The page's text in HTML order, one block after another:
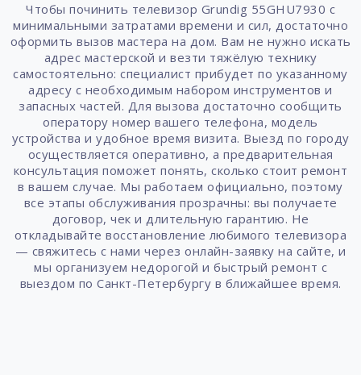
Чтобы починить телевизор Grundig 55GHU7930 с
минимальными затратами времени и сил, достаточно
оформить вызов мастера на дом. Вам не нужно искать
адрес мастерской и везти тяжёлую технику
самостоятельно: специалист прибудет по указанному
адресу с необходимым набором инструментов и
запасных частей. Для вызова достаточно сообщить
оператору номер вашего телефона, модель
устройства и удобное время визита. Выезд по городу
осуществляется оперативно, а предварительная
консультация поможет понять, сколько стоит ремонт
в вашем случае. Мы работаем официально, поэтому
все этапы обслуживания прозрачны: вы получаете
договор, чек и длительную гарантию. Не
откладывайте восстановление любимого телевизора
— свяжитесь с нами через онлайн-заявку на сайте, и
мы организуем недорогой и быстрый ремонт с
выездом по Санкт-Петербургу в ближайшее время.